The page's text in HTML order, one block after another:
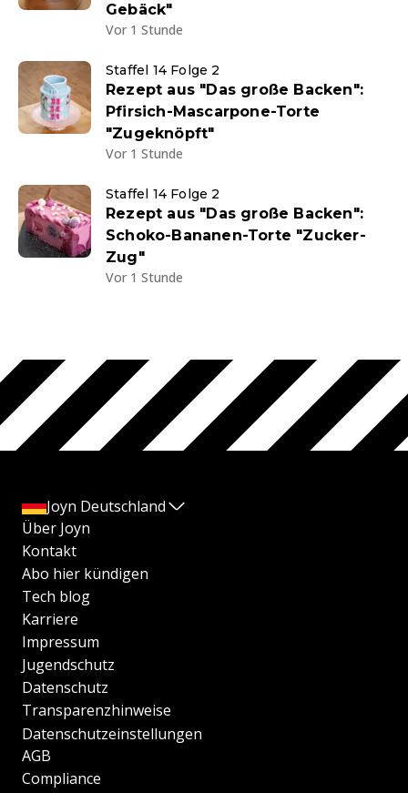
Gebäck"
Vor 1 Stunde
Staffel 14 Folge 2
Rezept aus "Das große Backen":
Pfirsich-Mascarpone-Torte
"Zugeknöpft"
Vor 1 Stunde
Staffel 14 Folge 2
Rezept aus "Das große Backen":
Schoko-Bananen-Torte "Zucker-
Zug"
Vor 1 Stunde
Joyn Deutschland
Über Joyn
Kontakt
Abo hier kündigen
Tech blog
Karriere
Impressum
Jugendschutz
Datenschutz
Transparenzhinweise
Datenschutzeinstellungen
AGB
Compliance